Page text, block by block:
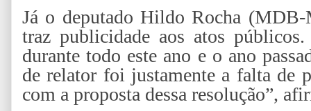
Já o deputado Hildo Rocha
traz publicidade aos atos
durante todo este ano e o ano
de relator foi justamente a falta de
com a proposta dessa resolução”,